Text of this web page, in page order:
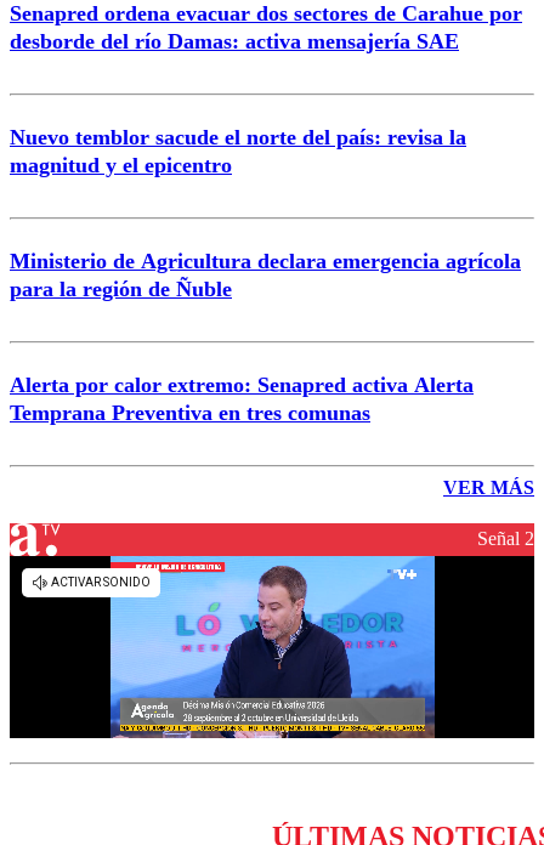
Senapred ordena evacuar dos sectores de Carahue por
desborde del río Damas: activa mensajería SAE
Nuevo temblor sacude el norte del país: revisa la
magnitud y el epicentro
Ministerio de Agricultura declara emergencia agrícola
para la región de Ñuble
Alerta por calor extremo: Senapred activa Alerta
Temprana Preventiva en tres comunas
VER MÁS
Señal 2
ÚLTIMAS